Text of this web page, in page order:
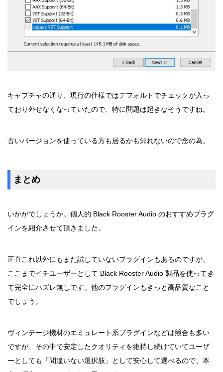
キャプチャの通り、現行の仕様ではデフォルトでチェックが入っ
ており外せなくなっていたので、特に問題は起きなそうですね。
古いバージョンを使っている方も居るかも知れないので念の為。
まとめ
いかがでしょうか。個人的 Black Rooster Audio のおすすめプラグ
インを紹介させて頂きました。
正直これ以外にもまだ試していないプラグインもあるのですが、
ここまでイチユーザーとして Black Rooster Audio 製品を使ってき
て完全にハズレ無しです。他のプラグインもきっと高品質なこと
でしょう。
ヴィンテージ機材のエミュレート系プラグインなどは競合も多い
ですが、その中で安定したクオリティを維持し続けていてユーザ
ーとしても「間違いない選択肢」として安心して選べるので、本